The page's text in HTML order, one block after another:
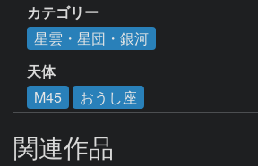
カテゴリー
星雲・星団・銀河
天体
M45
おうし座
関連作品